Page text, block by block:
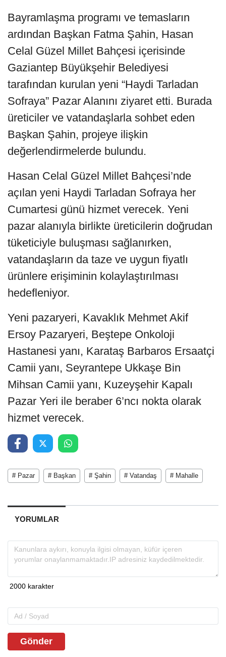
Bayramlaşma programı ve temasların
ardından Başkan Fatma Şahin, Hasan
Celal Güzel Millet Bahçesi içerisinde
Gaziantep Büyükşehir Belediyesi
tarafından kurulan yeni “Haydi Tarladan
Sofraya” Pazar Alanını ziyaret etti. Burada
üreticiler ve vatandaşlarla sohbet eden
Başkan Şahin, projeye ilişkin
değerlendirmelerde bulundu.
Hasan Celal Güzel Millet Bahçesi’nde
açılan yeni Haydi Tarladan Sofraya her
Cumartesi günü hizmet verecek. Yeni
pazar alanıyla birlikte üreticilerin doğrudan
tüketiciyle buluşması sağlanırken,
vatandaşların da taze ve uygun fiyatlı
ürünlere erişiminin kolaylaştırılması
hedefleniyor.
Yeni pazaryeri, Kavaklık Mehmet Akif
Ersoy Pazaryeri, Beştepe Onkoloji
Hastanesi yanı, Karataş Barbaros Ersaatçi
Camii yanı, Seyrantepe Ukkaşe Bin
Mihsan Camii yanı, Kuzeyşehir Kapalı
Pazar Yeri ile beraber 6’ncı nokta olarak
hizmet verecek.
# Pazar # Başkan # Şahin # Vatandaş # Mahalle
YORUMLAR
Gönder